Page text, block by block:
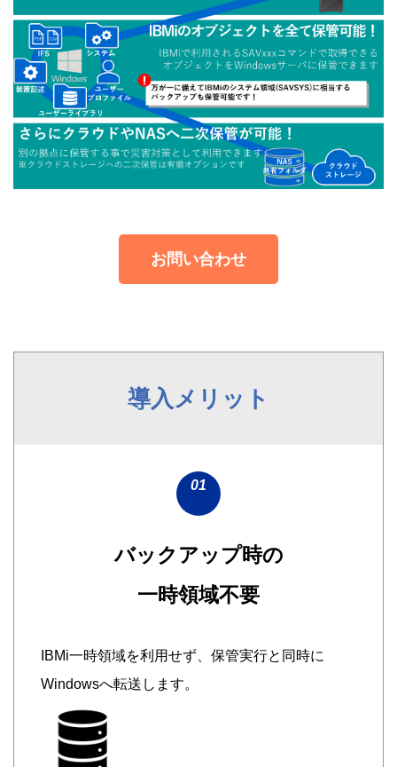
お問い合わせ
導入メリット
01
バックアップ時の
一時領域不要
IBMi一時領域を利用せず、保管実行と同時に
Windowsへ転送します。